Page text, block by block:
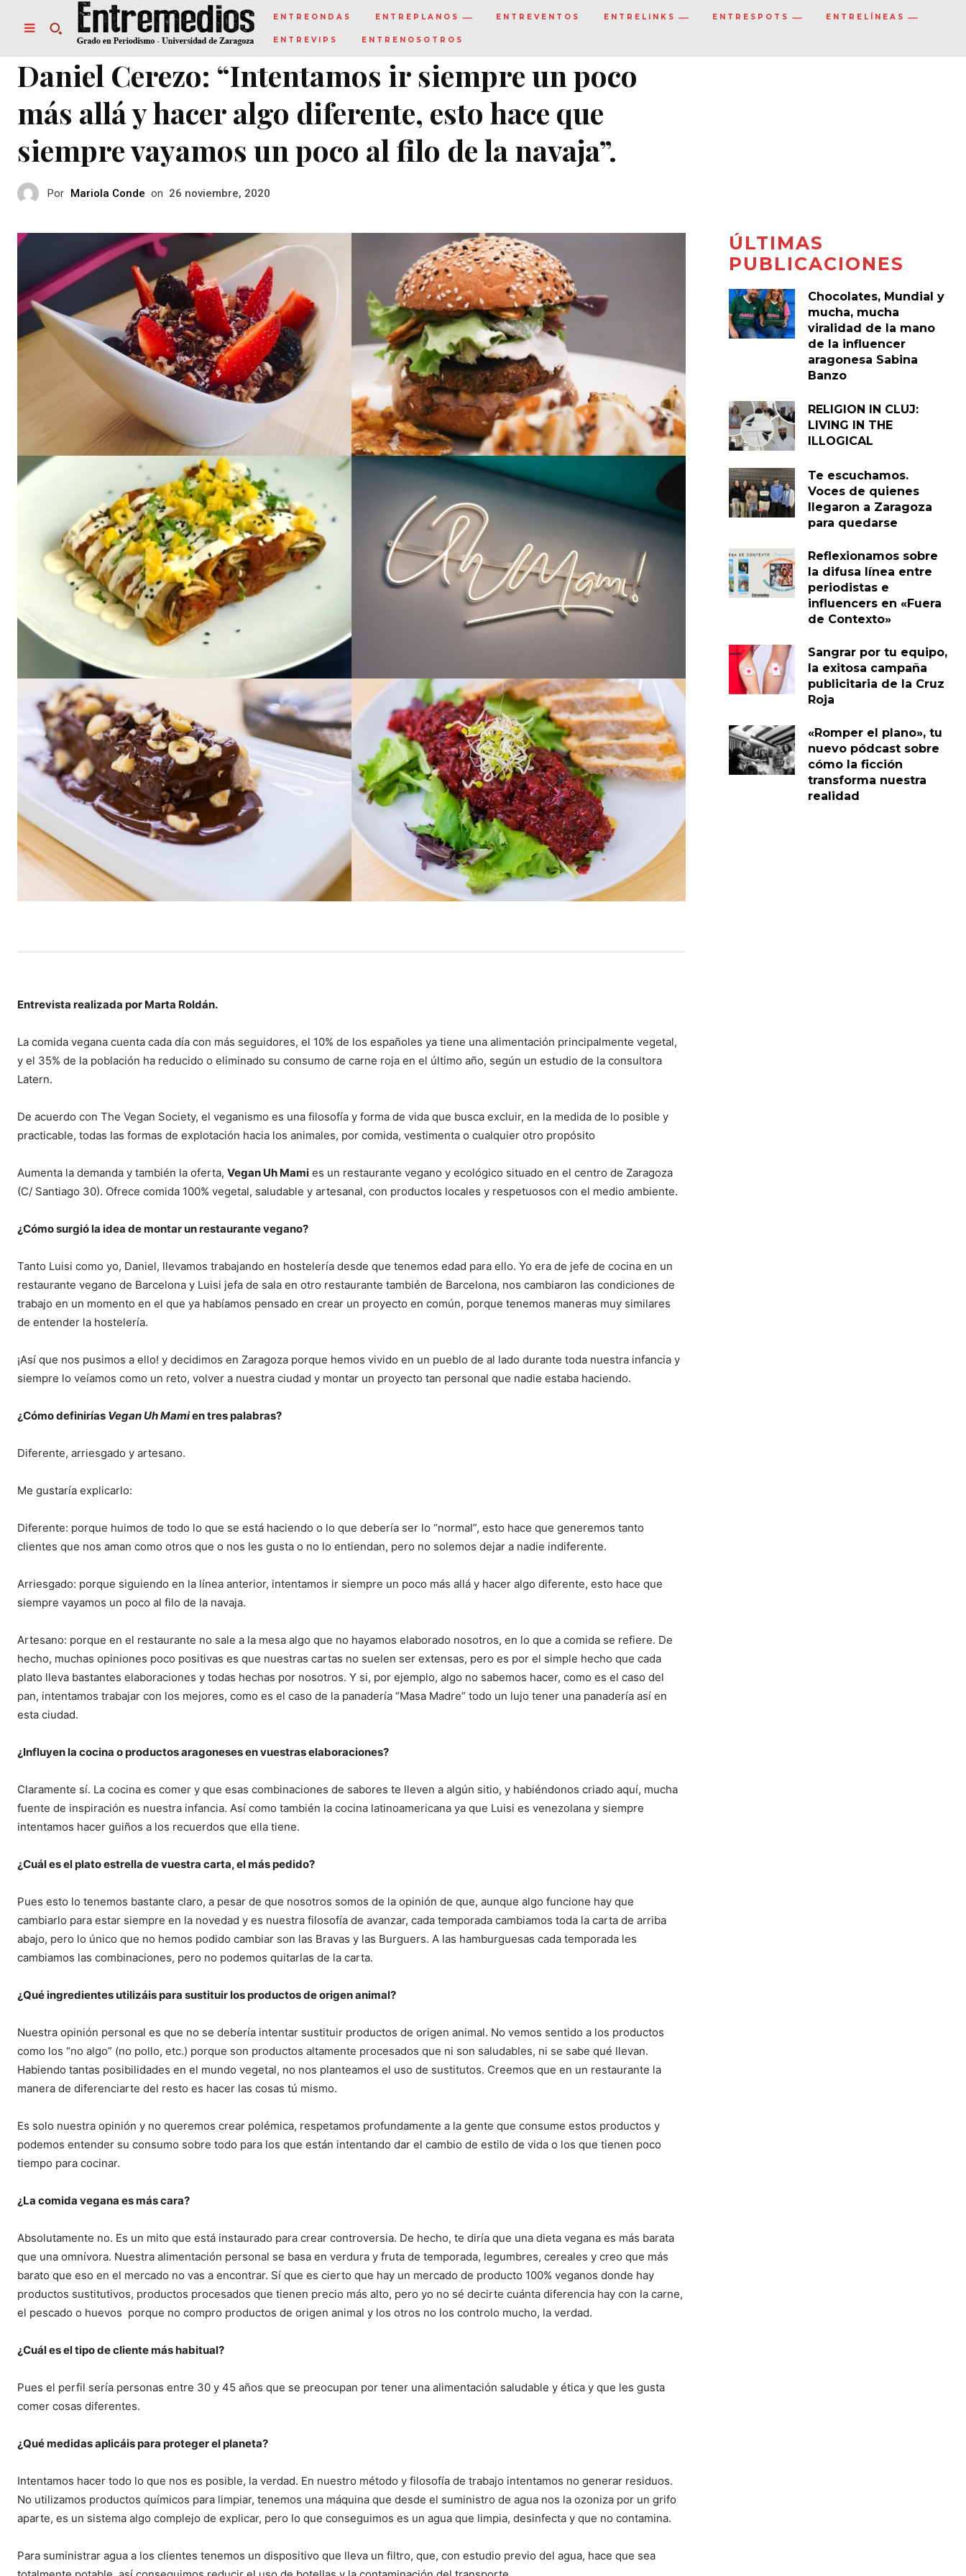
ENTREONDAS ENTREPLANOS ENTREVENTOS ENTRELINKS ENTRESPOTS ENTRELÍNEAS
ENTREVIPS ENTRENOSOTROS
Daniel Cerezo: “Intentamos ir siempre un poco
más allá y hacer algo diferente, esto hace que
siempre vayamos un poco al filo de la navaja”.
Por Mariola Conde on 26 noviembre, 2020
Entrevista realizada por Marta Roldán.
La comida vegana cuenta cada día con más seguidores, el 10% de los españoles ya tiene una alimentación principalmente vegetal,
y el 35% de la población ha reducido o eliminado su consumo de carne roja en el último año, según un estudio de la consultora
Latern.
De acuerdo con The Vegan Society, el veganismo es una filosofía y forma de vida que busca excluir, en la medida de lo posible y
practicable, todas las formas de explotación hacia los animales, por comida, vestimenta o cualquier otro propósito
Aumenta la demanda y también la oferta, Vegan Uh Mami es un restaurante vegano y ecológico situado en el centro de Zaragoza
(C/ Santiago 30). Ofrece comida 100% vegetal, saludable y artesanal, con productos locales y respetuosos con el medio ambiente.
¿Cómo surgió la idea de montar un restaurante vegano?
Tanto Luisi como yo, Daniel, llevamos trabajando en hostelería desde que tenemos edad para ello. Yo era de jefe de cocina en un
restaurante vegano de Barcelona y Luisi jefa de sala en otro restaurante también de Barcelona, nos cambiaron las condiciones de
trabajo en un momento en el que ya habíamos pensado en crear un proyecto en común, porque tenemos maneras muy similares
de entender la hostelería.
¡Así que nos pusimos a ello! y decidimos en Zaragoza porque hemos vivido en un pueblo de al lado durante toda nuestra infancia y
siempre lo veíamos como un reto, volver a nuestra ciudad y montar un proyecto tan personal que nadie estaba haciendo.
¿Cómo definirías Vegan Uh Mamien tres palabras?
Diferente, arriesgado y artesano.
Me gustaría explicarlo:
Diferente: porque huimos de todo lo que se está haciendo o lo que debería ser lo “normal”, esto hace que generemos tanto
clientes que nos aman como otros que o nos les gusta o no lo entiendan, pero no solemos dejar a nadie indiferente.
Arriesgado: porque siguiendo en la línea anterior, intentamos ir siempre un poco más allá y hacer algo diferente, esto hace que
siempre vayamos un poco al filo de la navaja.
Artesano: porque en el restaurante no sale a la mesa algo que no hayamos elaborado nosotros, en lo que a comida se refiere. De
hecho, muchas opiniones poco positivas es que nuestras cartas no suelen ser extensas, pero es por el simple hecho que cada
plato lleva bastantes elaboraciones y todas hechas por nosotros. Y si, por ejemplo, algo no sabemos hacer, como es el caso del
pan, intentamos trabajar con los mejores, como es el caso de la panadería “Masa Madre” todo un lujo tener una panadería así en
esta ciudad.
¿Influyen la cocina o productos aragoneses en vuestras elaboraciones?
Claramente sí. La cocina es comer y que esas combinaciones de sabores te lleven a algún sitio, y habiéndonos criado aquí, mucha
fuente de inspiración es nuestra infancia. Así como también la cocina latinoamericana ya que Luisi es venezolana y siempre
intentamos hacer guiños a los recuerdos que ella tiene.
¿Cuál es el plato estrella de vuestra carta, el más pedido?
Pues esto lo tenemos bastante claro, a pesar de que nosotros somos de la opinión de que, aunque algo funcione hay que
cambiarlo para estar siempre en la novedad y es nuestra filosofía de avanzar, cada temporada cambiamos toda la carta de arriba
abajo, pero lo único que no hemos podido cambiar son las Bravas y las Burguers. A las hamburguesas cada temporada les
cambiamos las combinaciones, pero no podemos quitarlas de la carta.
¿Qué ingredientes utilizáis para sustituir los productos de origen animal?
Nuestra opinión personal es que no se debería intentar sustituir productos de origen animal. No vemos sentido a los productos
como los “no algo” (no pollo, etc.) porque son productos altamente procesados que ni son saludables, ni se sabe qué llevan.
Habiendo tantas posibilidades en el mundo vegetal, no nos planteamos el uso de sustitutos. Creemos que en un restaurante la
manera de diferenciarte del resto es hacer las cosas tú mismo.
Es solo nuestra opinión y no queremos crear polémica, respetamos profundamente a la gente que consume estos productos y
podemos entender su consumo sobre todo para los que están intentando dar el cambio de estilo de vida o los que tienen poco
tiempo para cocinar.
¿La comida vegana es más cara?
Absolutamente no. Es un mito que está instaurado para crear controversia. De hecho, te diría que una dieta vegana es más barata
que una omnívora. Nuestra alimentación personal se basa en verdura y fruta de temporada, legumbres, cereales y creo que más
barato que eso en el mercado no vas a encontrar. Sí que es cierto que hay un mercado de producto 100% veganos donde hay
productos sustitutivos, productos procesados que tienen precio más alto, pero yo no sé decirte cuánta diferencia hay con la carne,
el pescado o huevos porque no compro productos de origen animal y los otros no los controlo mucho, la verdad.
¿Cuál es el tipo de cliente más habitual?
Pues el perfil sería personas entre 30 y 45 años que se preocupan por tener una alimentación saludable y ética y que les gusta
comer cosas diferentes.
¿Qué medidas aplicáis para proteger el planeta?
Intentamos hacer todo lo que nos es posible, la verdad. En nuestro método y filosofía de trabajo intentamos no generar residuos.
No utilizamos productos químicos para limpiar, tenemos una máquina que desde el suministro de agua nos la ozoniza por un grifo
aparte, es un sistema algo complejo de explicar, pero lo que conseguimos es un agua que limpia, desinfecta y que no contamina.
Para suministrar agua a los clientes tenemos un dispositivo que lleva un filtro, que, con estudio previo del agua, hace que sea
ÚLTIMAS
PUBLICACIONES
Chocolates, Mundial y
mucha, mucha
viralidad de la mano
de la influencer
aragonesa Sabina
Banzo
RELIGION IN CLUJ:
LIVING IN THE
ILLOGICAL
Te escuchamos.
Voces de quienes
llegaron a Zaragoza
para quedarse
Reflexionamos sobre
la difusa línea entre
periodistas e
influencers en «Fuera
de Contexto»
Sangrar por tu equipo,
la exitosa campaña
publicitaria de la Cruz
Roja
«Romper el plano», tu
nuevo pódcast sobre
cómo la ficción
transforma nuestra
realidad